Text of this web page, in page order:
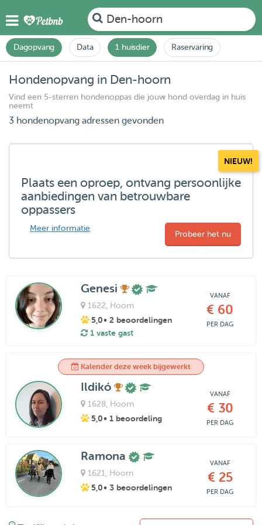
Den-hoorn
Dagopvang Data 1 huisdier Raservaring
Hondenopvang in Den-hoorn
Vind een 5-sterren hondenoppas die jouw hond overdag in huis
neemt
3 hondenopvang adressen gevonden
NIEUW!
Plaats een oproep, ontvang persoonlijke
aanbiedingen van betrouwbare
oppassers
Meer informatie
Probeer het nu
Genesi
1622 , Hoorn
5,0• 2 beoordelingen
1 vaste gast
VANAF
€ 60
PER DAG
Kalender deze week bijgewerkt
Ildikó
1628, Hoorn
5,0• 1 beoordeling
VANAF
€ 30
PER DAG
Ramona
1621 , Hoorn
5,0• 3 beoordelingen
VANAF
€ 25
PER DAG